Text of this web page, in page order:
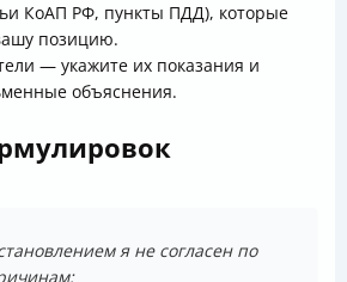
КоАП РФ, пункты ПДД), которые
позицию.
— укажите их показания и
объяснения.
я не согласен по